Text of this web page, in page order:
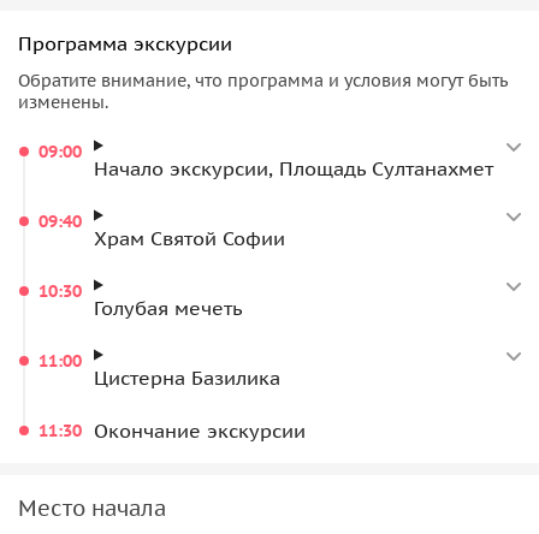
храмом Древней Византии, его необычной архитектурой.
Мы осмотром здание снаружи без посещения Храма.
одного архитектурного искусства — как снаружи, так и
византийского и османского стилей. И узнаете о
богатейшей отделке памятника 17 века.
• Цистерна Базилика.
удивительный мир подземных резервуаров. Эти
сооружения, пожалуй, самая мистическая
достопримечательность города. Полумрак, подсветка
уходящая вглубь веков.
Программа экскурсии
Обратите внимание, что программа и условия могут быть
изменены.
09:00
Начало экскурсии, Площадь Султанахмет
09:40
Храм Святой Софии
10:30
Голубая мечеть
11:00
Цистерна Базилика
11:30 Окончание экскурсии
Место начала